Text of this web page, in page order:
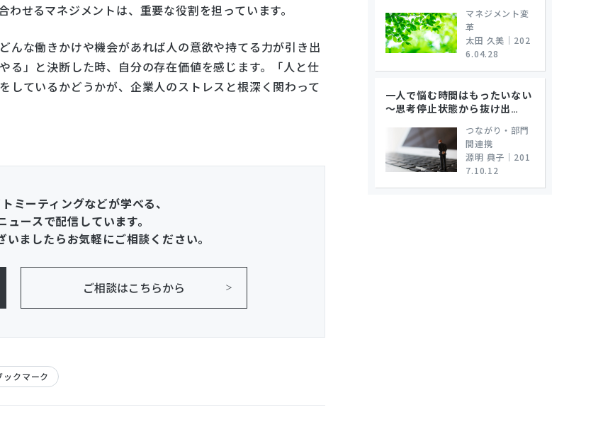
せるマネジメントは、重要な役割を担っています。
んな働きかけや機会があれば人の意欲や持てる力が引き出
る」と決断した時、自分の存在価値を感じます。「人と仕
ているかどうかが、企業人のストレスと根深く関わって
ミーティングなどが学べる、
ースで配信しています。
ましたらお気軽にご相談ください。
ご相談はこちらから
ックマーク
マネジメント変
革
太田 久美 ｜ 202
6.04.28
一人で悩む時間はもったいない
～思考停止状態から抜け出…
つながり・部門
間連携
源明 典子 ｜ 201
7.10.12